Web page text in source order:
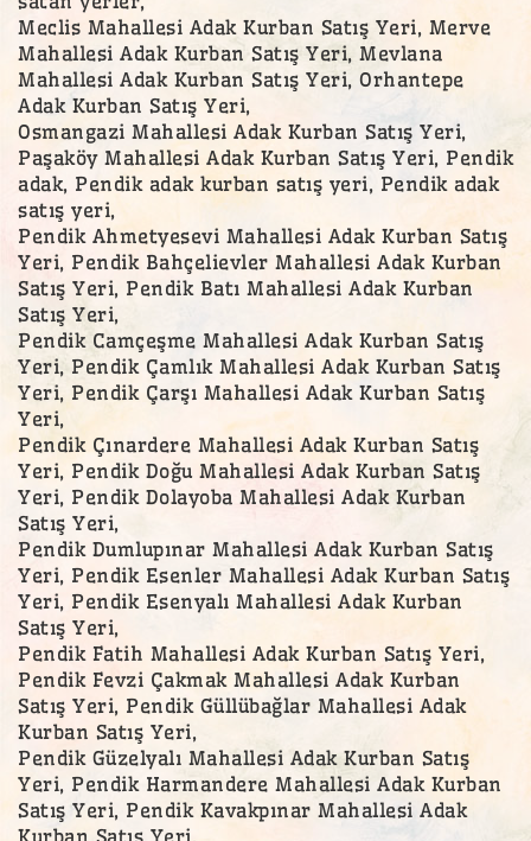
Meclis Mahallesi Adak Kurban Satış Yeri, Merve
Mahallesi Adak Kurban Satış Yeri, Mevlana
Mahallesi Adak Kurban Satış Yeri, Orhantepe
Adak Kurban Satış Yeri,
Osmangazi Mahallesi Adak Kurban Satış Yeri,
Paşaköy Mahallesi Adak Kurban Satış Yeri, Pendik
adak, Pendik adak kurban satış yeri, Pendik adak
satış yeri,
Pendik Ahmetyesevi Mahallesi Adak Kurban Satış
Yeri, Pendik Bahçelievler Mahallesi Adak Kurban
Satış Yeri, Pendik Batı Mahallesi Adak Kurban
Satış Yeri,
Pendik Camçeşme Mahallesi Adak Kurban Satış
Yeri, Pendik Çamlık Mahallesi Adak Kurban Satış
Yeri, Pendik Çarşı Mahallesi Adak Kurban Satış
Yeri,
Pendik Çınardere Mahallesi Adak Kurban Satış
Yeri, Pendik Doğu Mahallesi Adak Kurban Satış
Yeri, Pendik Dolayoba Mahallesi Adak Kurban
Satış Yeri,
Pendik Dumlupınar Mahallesi Adak Kurban Satış
Yeri, Pendik Esenler Mahallesi Adak Kurban Satış
Yeri, Pendik Esenyalı Mahallesi Adak Kurban
Satış Yeri,
Pendik Fatih Mahallesi Adak Kurban Satış Yeri,
Pendik Fevzi Çakmak Mahallesi Adak Kurban
Satış Yeri, Pendik Güllübağlar Mahallesi Adak
Kurban Satış Yeri,
Pendik Güzelyalı Mahallesi Adak Kurban Satış
Yeri, Pendik Harmandere Mahallesi Adak Kurban
Satış Yeri, Pendik Kavakpınar Mahallesi Adak
Kurban Satış Yeri,